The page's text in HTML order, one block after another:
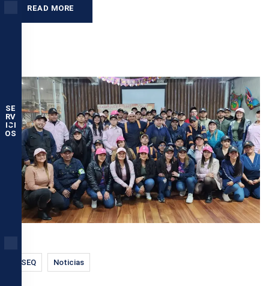
SE
RV
ICI
OS
READ MORE
HSEQ Noticias